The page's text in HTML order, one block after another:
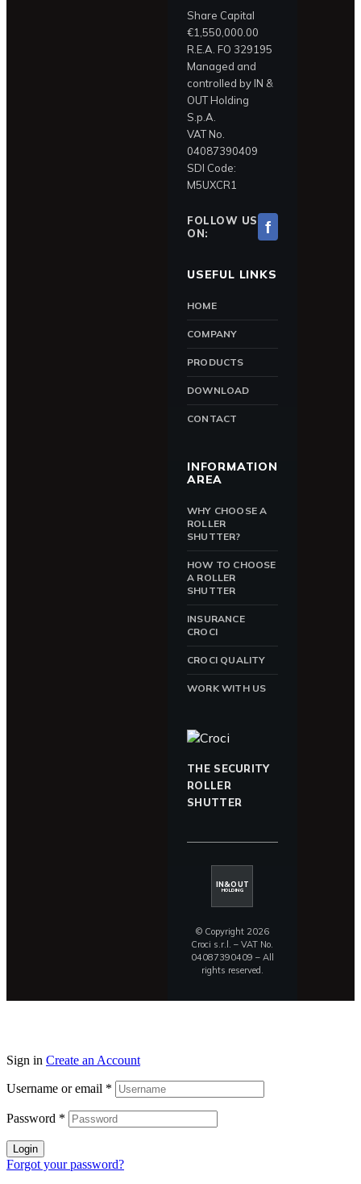
Share Capital
€1,550,000.00
R.E.A. FO 329195
Managed and
controlled by IN &
OUT Holding
S.p.A.
VAT No.
04087390409
SDI Code:
M5UXCR1
FOLLOW US
ON:
f
USEFUL LINKS
HOME
COMPANY
PRODUCTS
DOWNLOAD
CONTACT
INFORMATION
AREA
WHY CHOOSE A
ROLLER
SHUTTER?
HOW TO CHOOSE
A ROLLER
SHUTTER
INSURANCE
CROCI
CROCI QUALITY
WORK WITH US
THE SECURITY
ROLLER
SHUTTER
IN&OUT
HOLDING
© Copyright 2026
Croci s.r.l. – VAT No.
04087390409 – All
rights reserved.
Sign in Create an Account
Username or email *
Password *
Login
Forgot your password?